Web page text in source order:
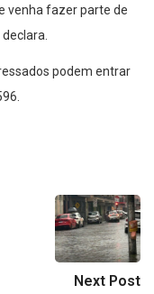
venha fazer parte de
podem entrar
Next Post